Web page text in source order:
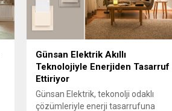
Günsan Elektrik Akıllı
Teknolojiyle Enerjiden Tasarruf
Ettiriyor
Günsan Elektrik, tekonolji odaklı
çözümleriyle enerji tasarrufuna